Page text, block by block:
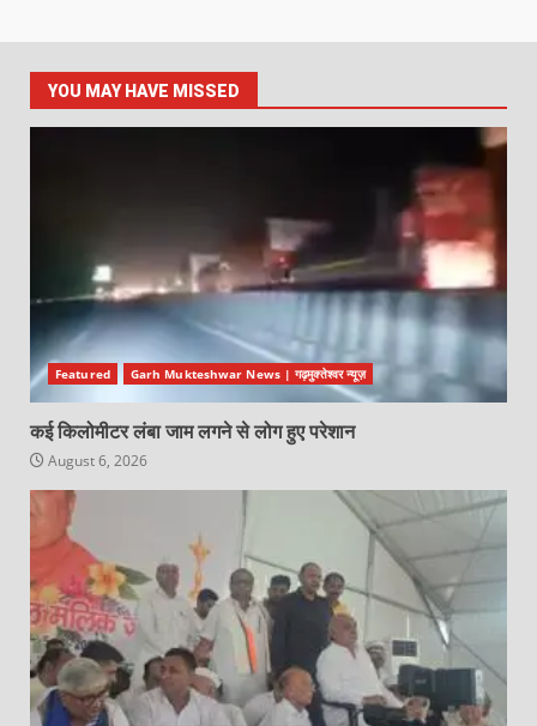
YOU MAY HAVE MISSED
Featured Garh Mukteshwar News | गढ़मुक्तेश्वर न्यूज़
कई किलोमीटर लंबा जाम लगने से लोग हुए परेशान
August 6, 2026